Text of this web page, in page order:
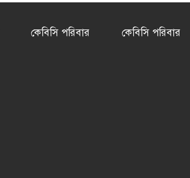
কেবিসি পরিবার কেবিসি পরিবার